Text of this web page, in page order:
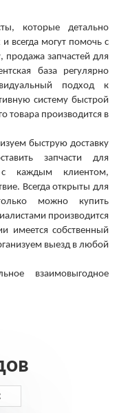
которые детально
всегда могут помочь с
запчастей для
база регулярно
подход к
систему быстрой
товара производится в
быструю доставку
запчасти для
с каждым клиентом,
Всегда открыты для
можно купить
производится
имеется собственный
выезд в любой
взаимовыгодное